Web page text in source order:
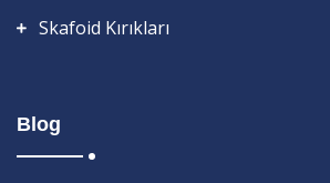
Skafoid Kırıkları
Blog